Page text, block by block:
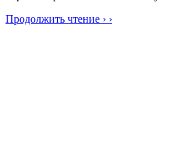
Продолжить чтение › ›